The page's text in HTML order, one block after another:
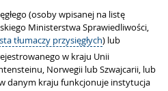
(osoby wpisanej na listę
Ministerstwa Sprawiedliwości,
tłumaczy przysięgłych) lub
w kraju Unii
Norwegii lub Szwajcarii, lub
danym kraju funkcjonuje instytucja